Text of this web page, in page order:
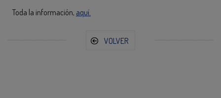
Toda la información, aquí.
VOLVER